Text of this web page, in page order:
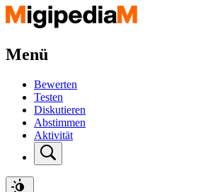
Menü
Bewerten
Testen
Diskutieren
Abstimmen
Aktivität